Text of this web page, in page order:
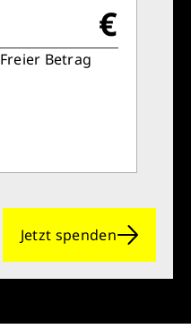
€
Freier Betrag
Jetzt spenden